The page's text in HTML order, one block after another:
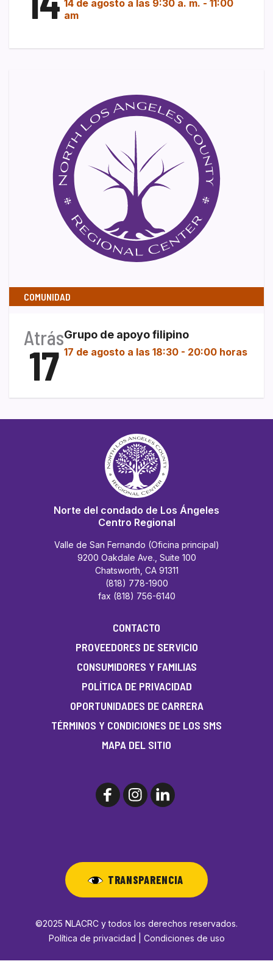
14 de agosto a las 9:30 a. m. - 11:00
am
COMUNIDAD
Atrás
17
Grupo de apoyo filipino
17 de agosto a las 18:30 - 20:00 horas
Norte del condado de Los Ángeles
Centro Regional
Valle de San Fernando (Oficina principal)
9200 Oakdale Ave., Suite 100
Chatsworth, CA 91311
(818) 778-1900
fax (818) 756-6140
CONTACTO
PROVEEDORES DE SERVICIO
CONSUMIDORES Y FAMILIAS
POLÍTICA DE PRIVACIDAD
OPORTUNIDADES DE CARRERA
TÉRMINOS Y CONDICIONES DE LOS SMS
MAPA DEL SITIO
TRANSPARENCIA
©2025 NLACRC y todos los derechos reservados.
Política de privacidad | Condiciones de uso